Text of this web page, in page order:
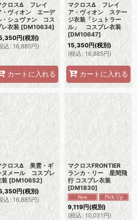
クロスΔ フレイ
・ヴィオン エーデ
・シュヴァン コス
レ衣装 [DM10634]
円(税別)
込: 16,885円)
カートに入れる
マクロスΔ フレイ
ア・ヴィオン ステー
ジ衣装「シュトラー
ル」 コスプレ衣装
[DM10647]
15,350円(税別)
(税込: 16,885円)
カートに入れる
クロスΔ 美雲・ギ
ヌメール コスプレ
装 [DM10652]
円(税別)
込: 16,885円)
マクロスFRONTIER
ランカ・リー 星間飛
行 コスプレ衣装
[DM1830]
9,119円(税別)
(税込: 10,031円)